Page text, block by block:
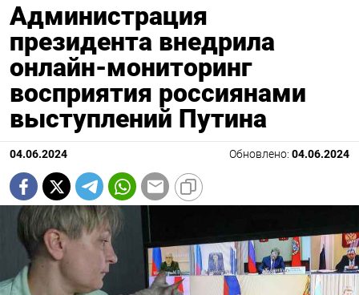
Администрация
президента внедрила
онлайн-мониторинг
восприятия россиянами
выступлений Путина
04.06.2024 Обновлено: 04.06.2024